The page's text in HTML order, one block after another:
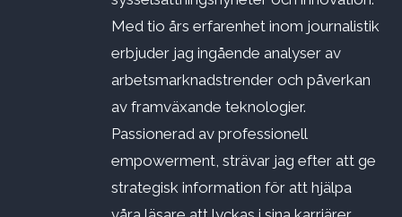
Med tio års erfarenhet inom journalistik
erbjuder jag ingående analyser av
arbetsmarknadstrender och påverkan
av framväxande teknologier.
Passionerad av professionell
empowerment, strävar jag efter att ge
strategisk information för att hjälpa